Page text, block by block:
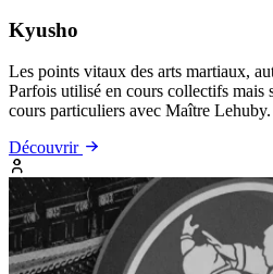
Kyusho
Les points vitaux des arts martiaux,
Parfois utilisé en cours collectifs mais
cours particuliers avec Maître Lehuby.
Découvrir